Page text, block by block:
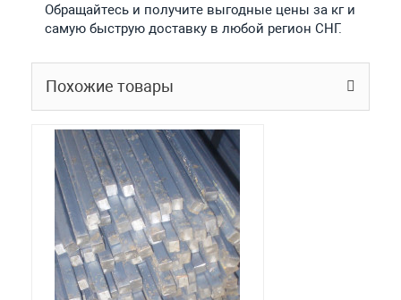
Обращайтесь и получите выгодные цены за кг и
самую быструю доставку в любой регион СНГ.
Похожие товары